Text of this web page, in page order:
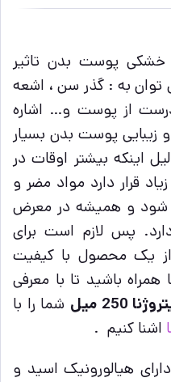
خشکی پوست بدن تاثیر
توان به : گذر سن ، اشعه
از پوست و… اشاره
زیبایی پوست بدن بسیار
اینکه بیشتر اوقات در
قرار دارد مواد مضر و
شود و همیشه در معرض
پس لازم است برای
یک محصول با کیفیت
همراه باشید تا با معرفی
میل
شما را با
اشنا کنیم .
هیالورونیک اسید و